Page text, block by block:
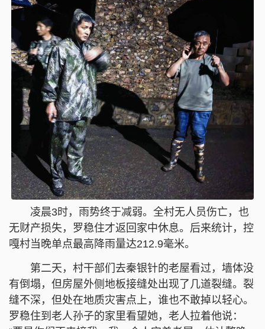
凌晨3时，雨势终于减弱。全村无人员伤亡，也
无财产损失，罗稳住才返回家中休息。后来统计，控
嘎村当晚单点最高降雨量达212.9毫米。
第二天，村干部们去秦银针的老屋看过，墙体没
有倒塌，但房屋外侧地板接缝处出现了几道裂缝。裂
缝不深，但处在地质灾害点上，谁也不敢掉以轻心。
罗稳住到老人孙子的家里看望她，老人拉着他说：